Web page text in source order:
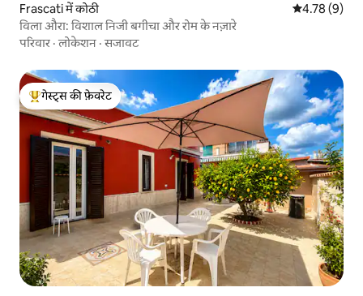
Frascati में कोठी औसत रेटिंग 5
4.78 (9)
विला औरा: विशाल निजी बगीचा और रोम के नज़ारे
परिवार ·लोकेशन ·सजावट
गेस्ट्स का टॉप फ़ेवरेट
गेस्ट्स की फ़ेवरेट